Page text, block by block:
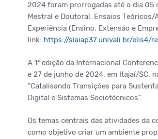
2024 foram prorrogadas até o dia 05
Mestral e Doutoral, Ensaios
Experiência (Ensino, Extensão e
link: https://siaiap37.univali.br/elis4/
A 1ª edição da Internacional
e 27 de junho de 2024, em Itajaí/SC,
”Catalisando Transições para
Digital e Sistemas Sociotécnicos”.
Os temas centrais das atividades da
como objetivo criar um ambiente